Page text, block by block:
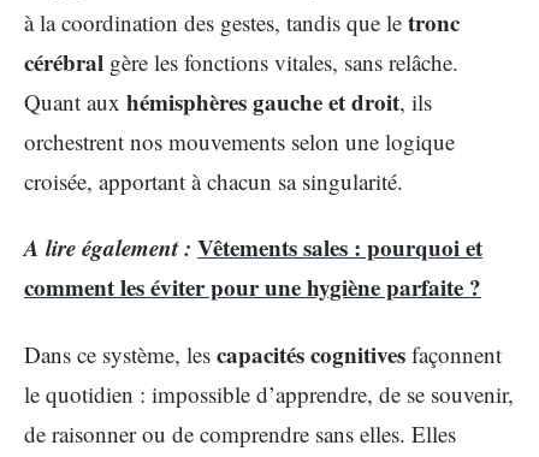
à la coordination des gestes, tandis que le tronc
cérébral gère les fonctions vitales, sans relâche.
Quant aux hémisphères gauche et droit, ils
orchestrent nos mouvements selon une logique
croisée, apportant à chacun sa singularité.
A lire également : Vêtements sales : pourquoi et
comment les éviter pour une hygiène parfaite ?
Dans ce système, les capacités cognitives façonnent
le quotidien : impossible d’apprendre, de se souvenir,
de raisonner ou de comprendre sans elles. Elles